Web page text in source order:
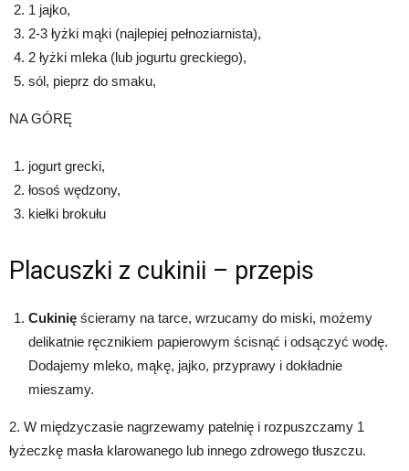
1 jajko,
2-3 łyżki mąki (najlepiej pełnoziarnista),
2 łyżki mleka (lub jogurtu greckiego),
sól, pieprz do smaku,
NA GÓRĘ
jogurt grecki,
łosoś wędzony,
kiełki brokułu
Placuszki z cukinii – przepis
Cukinię ścieramy na tarce, wrzucamy do miski, możemy
delikatnie ręcznikiem papierowym ścisnąć i odsączyć wodę.
Dodajemy mleko, mąkę, jajko, przyprawy i dokładnie
mieszamy.
2. W międzyczasie nagrzewamy patelnię i rozpuszczamy 1
łyżeczkę masła klarowanego lub innego zdrowego tłuszczu.